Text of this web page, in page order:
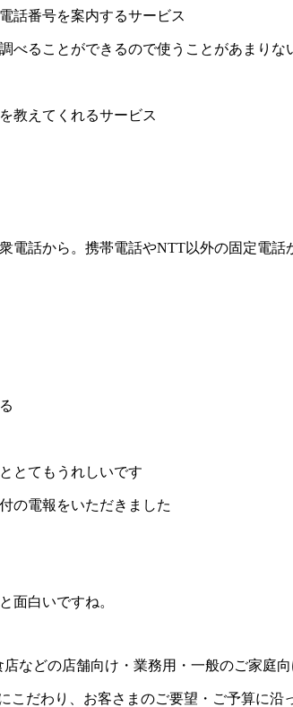
話番号を案内するサービス
べることができるので使うことがあまりな
教えてくれるサービス
電話から。携帯電話やNTT以外の固定電話
とてもうれしいです
の電報をいただきました
面白いですね。
などの店舗向け・業務用・一般のご家庭
こだわり、お客さまのご要望・ご予算に沿